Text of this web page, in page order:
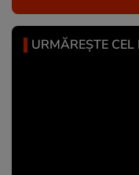
URMĂREȘTE